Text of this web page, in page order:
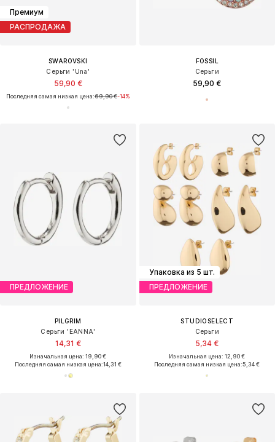
Премиум
РАСПРОДАЖА
SWAROVSKI
Серьги 'Una'
59,90 €
Последняя самая низкая цена:69,90 €-14%
FOSSIL
Серьги
59,90 €
ПРЕДЛОЖЕНИЕ
PILGRIM
Серьги 'EANNA'
14,31 €
Изначальная цена: 19,90 €
Последняя самая низкая цена:14,31 €
Упаковка из 5 шт.
ПРЕДЛОЖЕНИЕ
STUDIOSELECT
Серьги
5,34 €
Изначальная цена: 12,90 €
Последняя самая низкая цена:5,34 €